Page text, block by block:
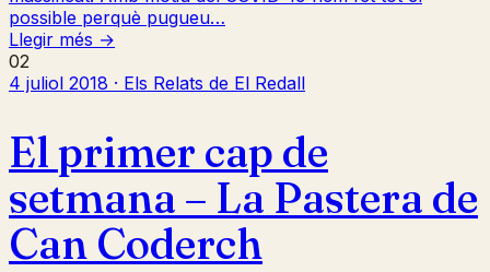
possible perquè pugueu…
Llegir més →
02
4 juliol 2018 · Els Relats de El Redall
El primer cap de
setmana – La Pastera de
Can Coderch